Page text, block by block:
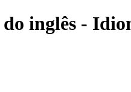
inglês -